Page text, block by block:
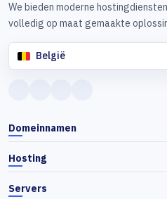
We bieden moderne
volledig op maat gemaakte
België
Domeinnamen
Hosting
Servers